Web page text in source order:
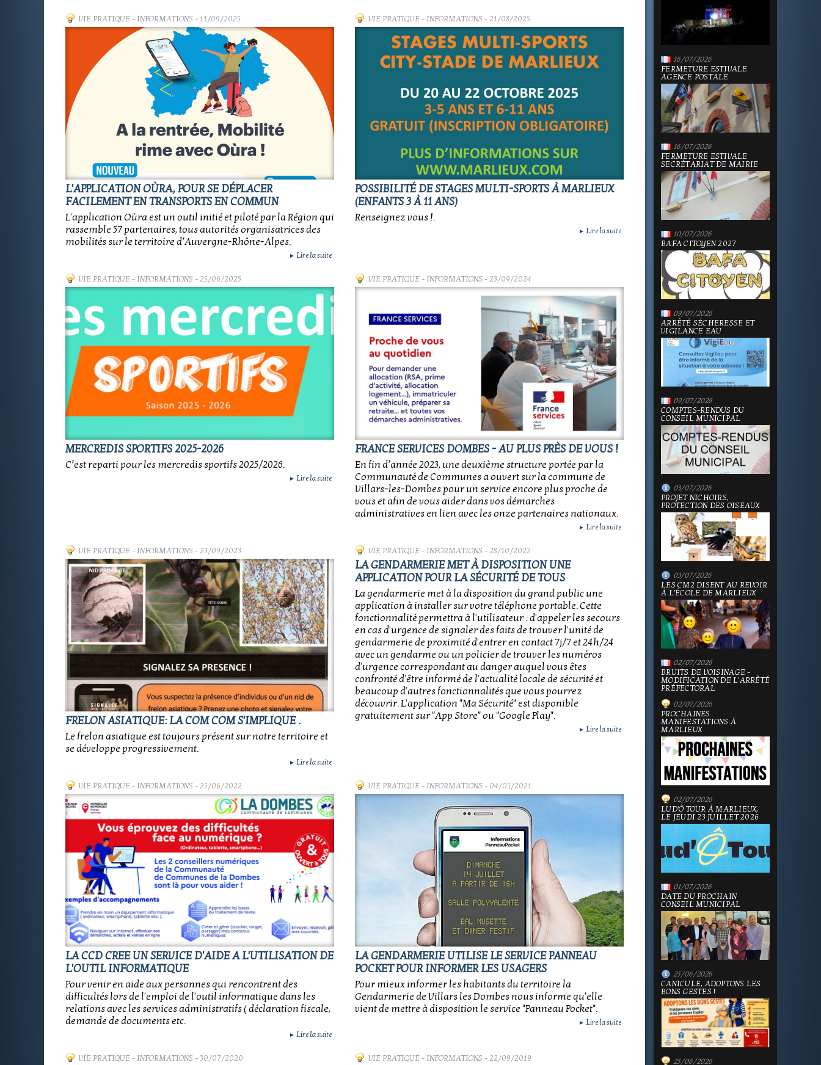
VIE PRATIQUE- INFORMATIONS - 11/09/2025
L'APPLICATION OÙRA, POUR SE DÉPLACER
FACILEMENT EN TRANSPORTS EN COMMUN
L'application Oùra est un outil initié et piloté par la Région qui
rassemble 57 partenaires, tous autorités organisatrices des
mobilités sur le territoire d’Auvergne-Rhône-Alpes.
► Lire la suite
VIE PRATIQUE- INFORMATIONS - 21/08/2025
POSSIBILITÉ DE STAGES MULTI-SPORTS À MARLIEUX
(ENFANTS 3 À 11 ANS)
Renseignez vous !.
► Lire la suite
VIE PRATIQUE- INFORMATIONS - 25/06/2025
MERCREDIS SPORTIFS 2025-2026
C’est reparti pour les mercredis sportifs 2025/2026.
► Lire la suite
VIE PRATIQUE- INFORMATIONS - 23/09/2024
FRANCE SERVICES DOMBES - AU PLUS PRÈS DE VOUS !
En fin d’année 2023, une deuxième structure portée par la
Communauté de Communes a ouvert sur la commune de
Villars-les-Dombes pour un service encore plus proche de
vous et afin de vous aider dans vos démarches
administratives en lien avec les onze partenaires nationaux.
► Lire la suite
VIE PRATIQUE- INFORMATIONS - 23/09/2023
FRELON ASIATIQUE: LA COM COM S'IMPLIQUE .
Le frelon asiatique est toujours présent sur notre territoire et
se développe progressivement.
► Lire la suite
VIE PRATIQUE- INFORMATIONS - 28/10/2022
LA GENDARMERIE MET À DISPOSITION UNE
APPLICATION POUR LA SÉCURITÉ DE TOUS
La gendarmerie met à la disposition du grand public une
application à installer sur votre téléphone portable. Cette
fonctionnalité permettra à l'utilisateur : d'appeler les secours
en cas d'urgence de signaler des faits de trouver l'unité de
gendarmerie de proximité d'entrer en contact 7j/7 et 24h/24
avec un gendarme ou un policier de trouver les numéros
d'urgence correspondant au danger auquel vous êtes
confronté d'être informé de l'actualité locale de sécurité et
beaucoup d'autres fonctionnalités que vous pourrez
découvrir. L'application "Ma Sécurité" est disponible
gratuitement sur "App Store" ou "Google Play".
► Lire la suite
VIE PRATIQUE- INFORMATIONS - 25/06/2022
LA CCD CREE UN SERVICE D'AIDE A L'UTILISATION DE
L'OUTIL INFORMATIQUE
Pour venir en aide aux personnes qui rencontrent des
difficultés lors de l'emploi de l'outil informatique dans les
relations avec les services administratifs ( déclaration fiscale,
demande de documents etc.
► Lire la suite
VIE PRATIQUE- INFORMATIONS - 04/05/2021
LA GENDARMERIE UTILISE LE SERVICE PANNEAU
POCKET POUR INFORMER LES USAGERS
Pour mieux informer les habitants du territoire la
Gendarmerie de Villars les Dombes nous informe qu'elle
vient de mettre à disposition le service "Panneau Pocket".
► Lire la suite
VIE PRATIQUE- INFORMATIONS - 30/07/2020 VIE PRATIQUE- INFORMATIONS - 22/09/2019
16/07/2026
FERMETURE ESTIVALE
AGENCE POSTALE
16/07/2026
FERMETURE ESTIVALE
SECRÉTARIAT DE MAIRIE
10/07/2026
BAFA CITOYEN 2027
09/07/2026
ARRÊTÉ SÉCHERESSE ET
VIGILANCE EAU
09/07/2026
COMPTES-RENDUS DU
CONSEIL MUNICIPAL
03/07/2026
PROJET NICHOIRS,
PROTECTION DES OISEAUX
03/07/2026
LES CM2 DISENT AU REVOIR
À L'ÉCOLE DE MARLIEUX
02/07/2026
BRUITS DE VOISINAGE -
MODIFICATION DE L'ARRÊTÉ
PRÉFECTORAL
02/07/2026
PROCHAINES
MANIFESTATIONS À
MARLIEUX
02/07/2026
LUD'Ô TOUR À MARLIEUX,
LE JEUDI 23 JUILLET 2026
01/07/2026
DATE DU PROCHAIN
CONSEIL MUNICIPAL
25/06/2026
CANICULE, ADOPTONS LES
BONS GESTES !
25/06/2026